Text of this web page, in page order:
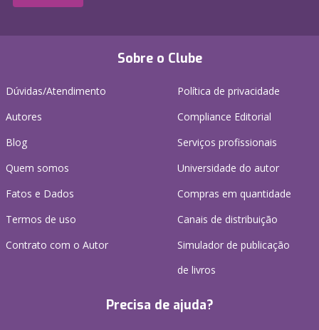
Sobre o Clube
Dúvidas/Atendimento
Autores
Blog
Quem somos
Fatos e Dados
Termos de uso
Contrato com o Autor
Política de privacidade
Compliance Editorial
Serviços profissionais
Universidade do autor
Compras em quantidade
Canais de distribuição
Simulador de publicação
de livros
Precisa de ajuda?